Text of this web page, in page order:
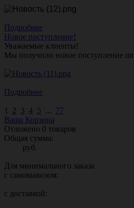
Подробнее
Новое поступление!
Уважаемые клиенты!
Мы получили новое поступление
Подробнее
1 2 3 4 5 ... 77
Ваша Корзина
Отложено 0 товаров
Общая сумма:
руб.
Для минимального заказа
с самовывозом:
с доставкой: